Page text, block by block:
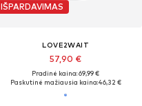
IŠPARDAVIMAS
LOVE2WAIT
57,90 €
Pradinė kaina: 69,99 €
Paskutinė mažiausia kaina:46,32 €